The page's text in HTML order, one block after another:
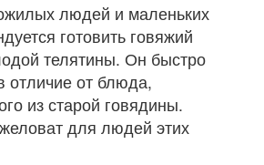
людей и маленьких
готовить говяжий
телятины. Он быстро
отличие от блюда,
из старой говядины.
для людей этих